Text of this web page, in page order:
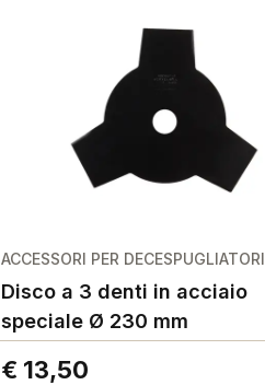
ACCESSORI PER DECESPUGLIATORI
Disco a 3 denti in acciaio
speciale Ø 230 mm
€ 13,50